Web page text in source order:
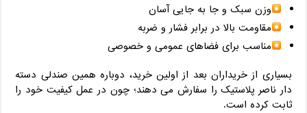
وزن سبک و جا به ‌جایی آسان
مقاومت بالا در برابر فشار و ضربه
مناسب برای فضاهای عمومی و خصوصی
بسیاری از خریداران بعد از اولین خرید، دوباره همین صندلی دسته
دار ناصر پلاستیک را سفارش می ‌دهند؛ چون در عمل کیفیت خود را
ثابت کرده است.